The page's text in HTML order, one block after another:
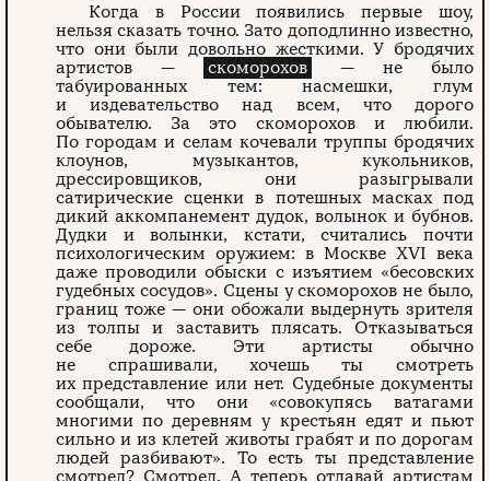
Когда в России появились первые шоу,
нельзя сказать точно. Зато доподлинно известно,
что они были довольно жесткими. У бродячих
артистов —
скоморохов
— не было
табуированных тем: насмешки, глум
и издевательство над всем, что дорого
обывателю. За это скоморохов и любили.
По городам и селам кочевали труппы бродячих
клоунов, музыкантов, кукольников,
дрессировщиков, они разыгрывали
сатирические сценки в потешных масках под
дикий аккомпанемент дудок, волынок и бубнов.
Дудки и волынки, кстати, считались почти
психологическим оружием: в Москве XVI века
даже проводили обыски с изъятием «бесовских
гудебных сосудов». Сцены у скоморохов не было,
границ тоже — они обожали выдернуть зрителя
из толпы и заставить плясать. Отказываться
себе дороже. Эти артисты обычно
не спрашивали, хочешь ты смотреть
их представление или нет. Судебные документы
сообщали, что они «совокупясь ватагами
многими по деревням у крестьян едят и пьют
сильно и из клетей животы грабят и по дорогам
людей разбивают». То есть ты представление